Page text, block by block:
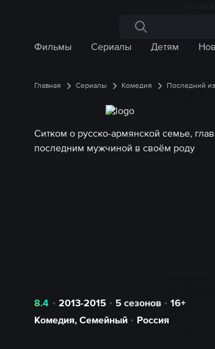
Поиск по сайту
Фильмы
Сериалы Детям
Главная Сериалы Комедия Последний
Ситком о русско-армянской семье,
последним мужчиной в своём роду
8.4 2013-2015 5 сезонов
16+
Комедия, Семейный Россия